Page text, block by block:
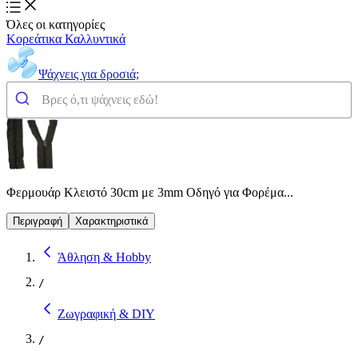
Όλες οι κατηγορίες
Κορεάτικα Καλλυντικά
Ψάχνεις για δροσιά;
Φερμουάρ Κλειστό 30cm με 3mm Οδηγό για Φορέμα...
Περιγραφή Χαρακτηριστικά
Άθληση & Hobby
/
Ζωγραφική & DIY
/